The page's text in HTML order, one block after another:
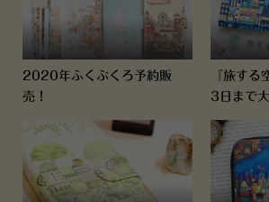
2020年ふくぶくろ予約販
売！
『旅す
3日まで